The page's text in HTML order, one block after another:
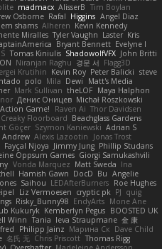
madmacx AlisserB Tim Boylan
Osborne Rafal Higgins Angel Diaz
shams Alheren Kevin Kennedy
Miralles Tyler Vaughn Laster Kris
Bryant Bennett Evelyne I
Tomas Kiniulis ShadowolfVFX John Britti
Niranjan Raghu 경문 서 Flagg3D
Krutihin Kevin Roy Peter Balicki steve
polo Mila Dewi
Matt's Media
Mark Sullivan theLOF Maya Halphon
Денис Оницев Michał Roszkowski
Game!
Raven Ai Thor Davidsen
Creaky Floorboard Beachglass Gardens
Göçer Szymon Kaniewski Adrian S
Andrew Alexis Lazootin
Jonas Trost
Fayçal Njoya Jimmy Jung Phillip Studans
Oppsum Games Giorgi Samukashvili
Vonda Marquez Matt Sweda Ina
Hamish Gawn DocD Bu Angelie
Saihou LEDAfterBurners Roe Hughes
Liz Vermoesen cryptic pk PJ quig
Risky_Bunny98 EndyArts Mone Ane
Kukuryk Kemberlyn Pegus BOOSTED UK
Winn Tania Ieva Straupmane 金 康
Philipp Jainz Марина Ск Dave Child
名氏 无 Chris Priscott Thomas Rigg